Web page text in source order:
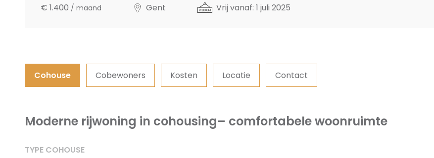
€ 1.400 / maand Gent Vrij vanaf: 1 juli 2025
Cohouse Cobewoners Kosten Locatie Contact
Moderne rijwoning in cohousing– comfortabele woonruimte
TYPE COHOUSE